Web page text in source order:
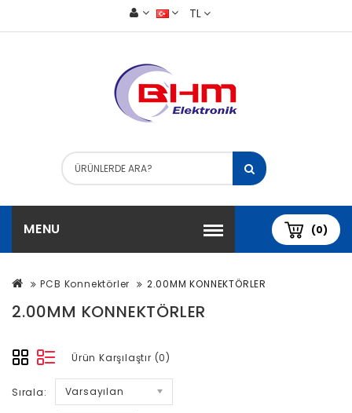
TL
(0)
MENU
PCB Konnektörler 2.00MM KONNEKTÖRLER
2.00MM KONNEKTÖRLER
Ürün Karşılaştır (0)
Sırala: Varsayılan